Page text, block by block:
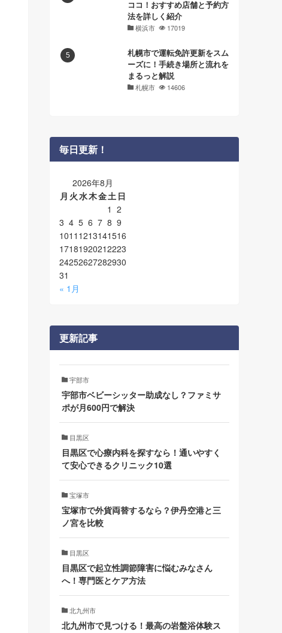
ココ！おすすめ店舗と予約方
法を詳しく紹介
横浜市 17019
札幌市で運転免許更新をスム
ーズに！手続き場所と流れを
まるっと解説
札幌市 14606
毎日更新！
2026年8月
月 火水木金土 日
1 2
3 4 5 6 7 8 9
1011 1213141516
17181920212223
24252627282930
31
« 1月
更新記事
宇部市
宇部市ベビーシッター助成なし？ファミサ
ポが月600円で解決
目黒区
目黒区で心療内科を探すなら！通いやすく
て安心できるクリニック10選
宝塚市
宝塚市で外貨両替するなら？伊丹空港と三
ノ宮を比較
目黒区
目黒区で起立性調節障害に悩むみなさん
へ！専門医とケア方法
北九州市
北九州市で見つける！最高の岩盤浴体験ス